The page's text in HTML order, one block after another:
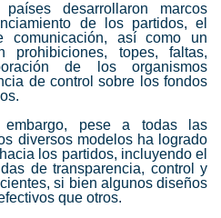
desarrollaron marcos
de los partidos, el
así como un
prohibiciones, topes, faltas,
de los organismos
de control sobre los fondos
pese a todas las
diversos modelos ha logrado
los partidos, incluyendo el
de transparencia, control y
si bien algunos diseños
que otros.